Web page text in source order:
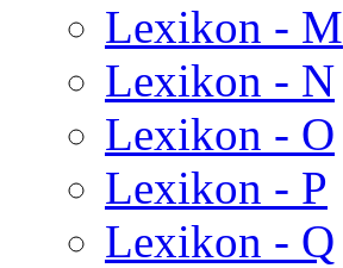
Lexikon - M
Lexikon - N
Lexikon - O
Lexikon - P
Lexikon - Q